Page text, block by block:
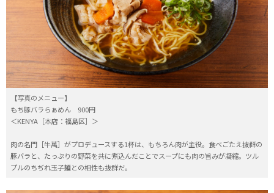
【写真のメニュー】
もち豚バラらぁめん 900円
＜KENYA［本店：福島区］＞
肉の名門［牛萬］がプロデュースする1杯は、もちろん肉が主役。食べごたえ抜群の
豚バラと、たっぷりの野菜を共に煮込んだことでスープにも肉の旨みが凝縮。ツル
プルのちぢれ玉子麺との相性も抜群だ。